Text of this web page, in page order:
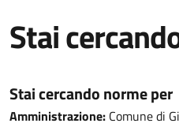
Stai
Stai cercando norme per
Amministrazione: Comune di